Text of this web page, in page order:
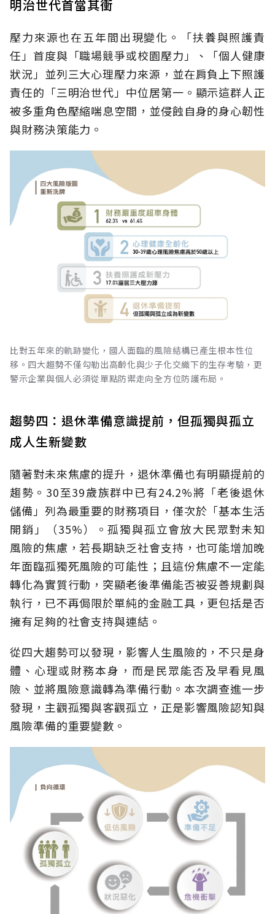
明治世代首當其衝
壓力來源也在五年間出現變化。「扶養與照護責
任」首度與「職場競爭或校園壓力」、「個人健康
狀況」並列三大心理壓力來源，並在肩負上下照護
責任的「三明治世代」中位居第一。顯示這群人正
被多重角色壓縮喘息空間，並侵蝕自身的身心韌性
與財務決策能力。
比對五年來的軌跡變化，國人面臨的風險結構已產生根本性位
移。四大趨勢不僅勾勒出高齡化與少子化交織下的生存考驗，更
警示企業與個人必須從單點防禦走向全方位防護布局。
趨勢四：退休準備意識提前，但孤獨與孤立
成人生新變數
隨著對未來焦慮的提升，退休準備也有明顯提前的
趨勢。30至39歲族群中已有24.2%將「老後退休
儲備」列為最重要的財務項目，僅次於「基本生活
開銷」（35%）。孤獨與孤立會放大民眾對未知
風險的焦慮，若長期缺乏社會支持，也可能增加晚
年面臨孤獨死風險的可能性；且這份焦慮不一定能
轉化為實質行動，突顯老後準備能否被妥善規劃與
執行，已不再侷限於單純的金融工具，更包括是否
擁有足夠的社會支持與連結。
從四大趨勢可以發現，影響人生風險的，不只是身
體、心理或財務本身，而是民眾能否及早看見風
險、並將風險意識轉為準備行動。本次調查進一步
發現，主觀孤獨與客觀孤立，正是影響風險認知與
風險準備的重要變數。